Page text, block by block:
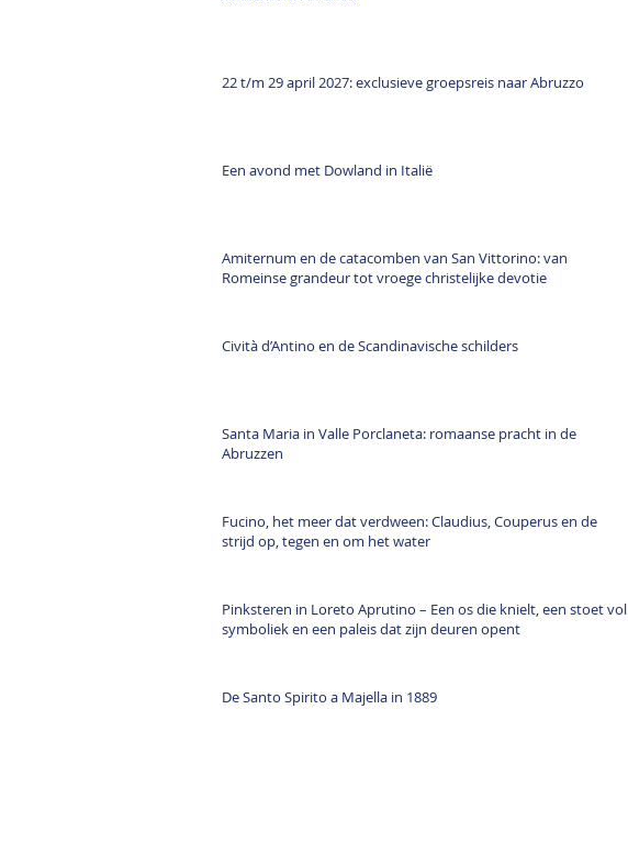
22 t/m 29 april 2027: exclusieve groepsreis naar Abruzzo
Een avond met Dowland in Italië
Amiternum en de catacomben van San Vittorino: van
Romeinse grandeur tot vroege christelijke devotie
Cività d’Antino en de Scandinavische schilders
Santa Maria in Valle Porclaneta: romaanse pracht in de
Abruzzen
Fucino, het meer dat verdween: Claudius, Couperus en de
strijd op, tegen en om het water
Pinksteren in Loreto Aprutino – Een os die knielt, een stoet vol
symboliek en een paleis dat zijn deuren opent
De Santo Spirito a Majella in 1889